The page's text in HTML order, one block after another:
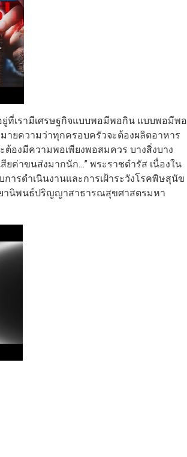
ที่เรามีเศรษฐกิจแบบพอมีพอกิน แบบพอมีพอ
ายความว่าทุกครอบครัวจะต้องผลิตอาหาร
ต้องมีความพอเพียงพอสมควร บางสิ่งบาง
ยค่าขนส่งมากนัก…” พระราชดำรัส เนื่องใน
รดำเนินงานและการเฝ้าระวังโรคพิษสุนัข
ยานิพนธ์ปริญญาสาธารณสุขศาสตรมหา